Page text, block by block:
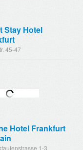
Stay Hotel
45-47
Hotel Frankfurt
1-3